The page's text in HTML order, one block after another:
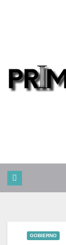
GOBIERNO